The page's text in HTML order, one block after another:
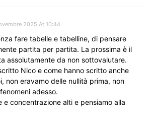
2025 At 10:44
fare tabelle e tabelline, di pensare
partita per partita. La prossima è il
assolutamente da non sottovalutare.
Nico e come hanno scritto anche
non eravamo delle nullità prima, non
adesso.
e concentrazione alti e pensiamo alla